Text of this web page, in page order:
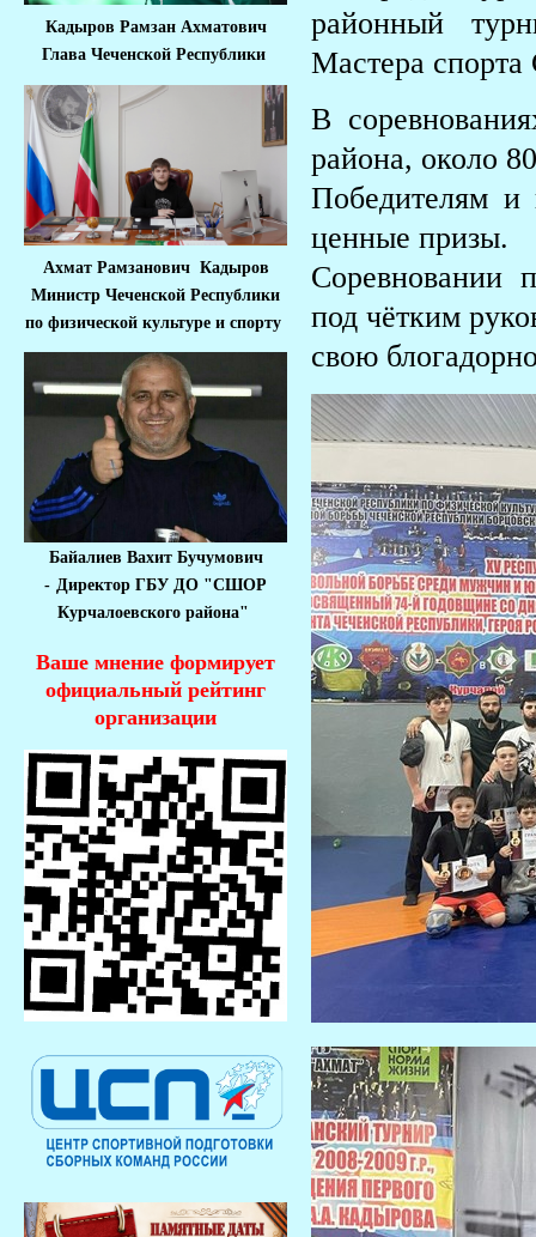
Кадыров Рамзан Ахматович
Глава Чеченской Республики
Ахмат Рамзанович Кадыров
Министр Чеченской Республики
по физической культуре и спорту
Байалиев Вахит Бучумович
- Директор ГБУ ДО "СШОР
Курчалоевского района"
Ваше мнение формирует
официальный рейтинг
организации
районный
Мастера
В
района, около
Победителям и
ценные призы.
Соревновании
под чётким
свою